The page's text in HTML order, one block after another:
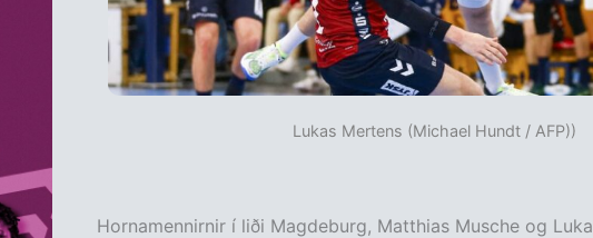
Lukas Mertens (Michael Hundt / AFP))
Hornamennirnir í liði Magdeburg, Matthias Musche og